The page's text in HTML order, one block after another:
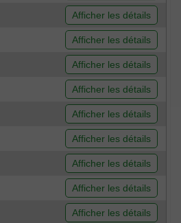
Afficher les détails
Afficher les détails
Afficher les détails
Afficher les détails
Afficher les détails
Afficher les détails
Afficher les détails
Afficher les détails
Afficher les détails